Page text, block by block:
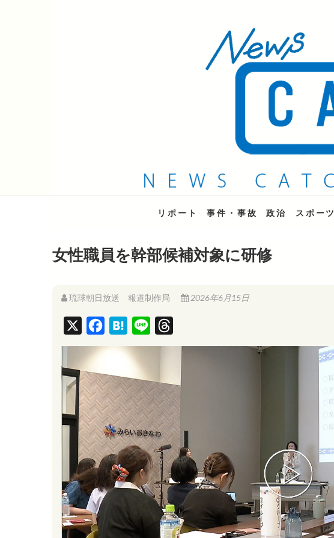
QAB NEWS Headline
キャッチー 月曜〜金曜 午後6時15分放送
リポート 事件・事故 政治 スポーツ
女性職員を幹部候補対象に研修
琉球朝日放送 報道制作局 2026年6月15日
a
e
b
o
o
k
H
a
t
e
n
a
i
e
h
a
d
s